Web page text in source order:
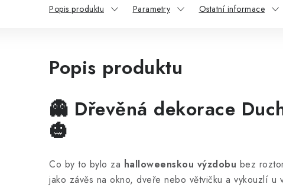
Popis produktu Parametry Ostatní informace
Popis produktu
👻 Dřevěná dekorace
🎃
Co by to bylo za halloweenskou výzdobu bez
jako závěs na okno, dveře nebo větvičku a vykouzlí u